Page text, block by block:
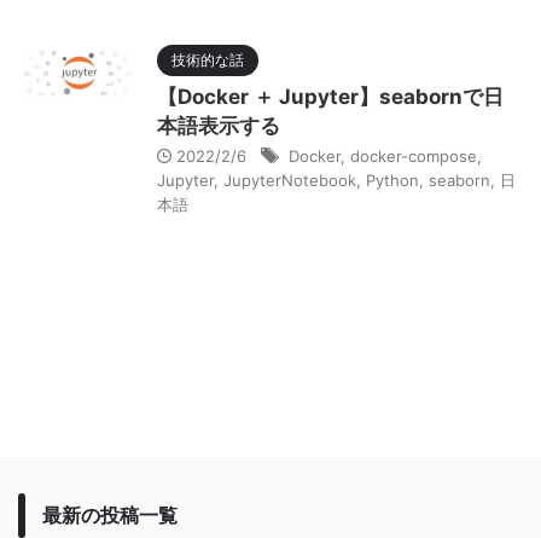
技術的な話
【Docker ＋ Jupyter】seabornで日
本語表示する
2022/2/6 Docker, docker-compose
Jupyter, JupyterNotebook Python seaborn
日
本語
最新の投稿一覧